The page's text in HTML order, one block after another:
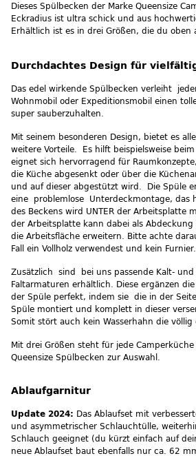
Dieses Spülbecken der Marke Queensize
Eckradius ist ultra schick und aus
Erhältlich ist es in drei Größen, die du oben
Durchdachtes Design für
Das edel wirkende Spülbecken verleiht
Wohnmobil oder Expeditionsmobil einen
super sauberzuhalten.
Mit seinem besonderen Design, bietet es
weitere Vorteile. Es hilft beispielsweise
eignet sich hervorragend für
die Küche abgesenkt oder über die
und auf dieser abgestützt wird. Die Spüle
eine problemlose Unterdeckmontage, das
des Beckens wird UNTER der Arbeitsplatte
der Arbeitsplatte kann dabei als
die Arbeitsfläche erweitern. Bitte achte
Fall ein Vollholz verwendest und kein Furnier.
Zusätzlich sind bei uns passende Kalt- und
Faltarmaturen erhältlich. Diese ergänzen
der Spüle perfekt, indem sie die in der
Spüle montiert und komplett in dieser
Somit stört auch kein Wasserhahn die völlig
Mit drei Größen steht für jede Camperküche
Queensize Spülbecken zur Auswahl.
Ablaufgarnitur
Update 2024: Das Ablaufset mit
und asymmetrischer Schlauchtülle,
Schlauch geeignet (du kürzt einfach auf
neue Ablaufset baut ebenfalls nur ca. 62